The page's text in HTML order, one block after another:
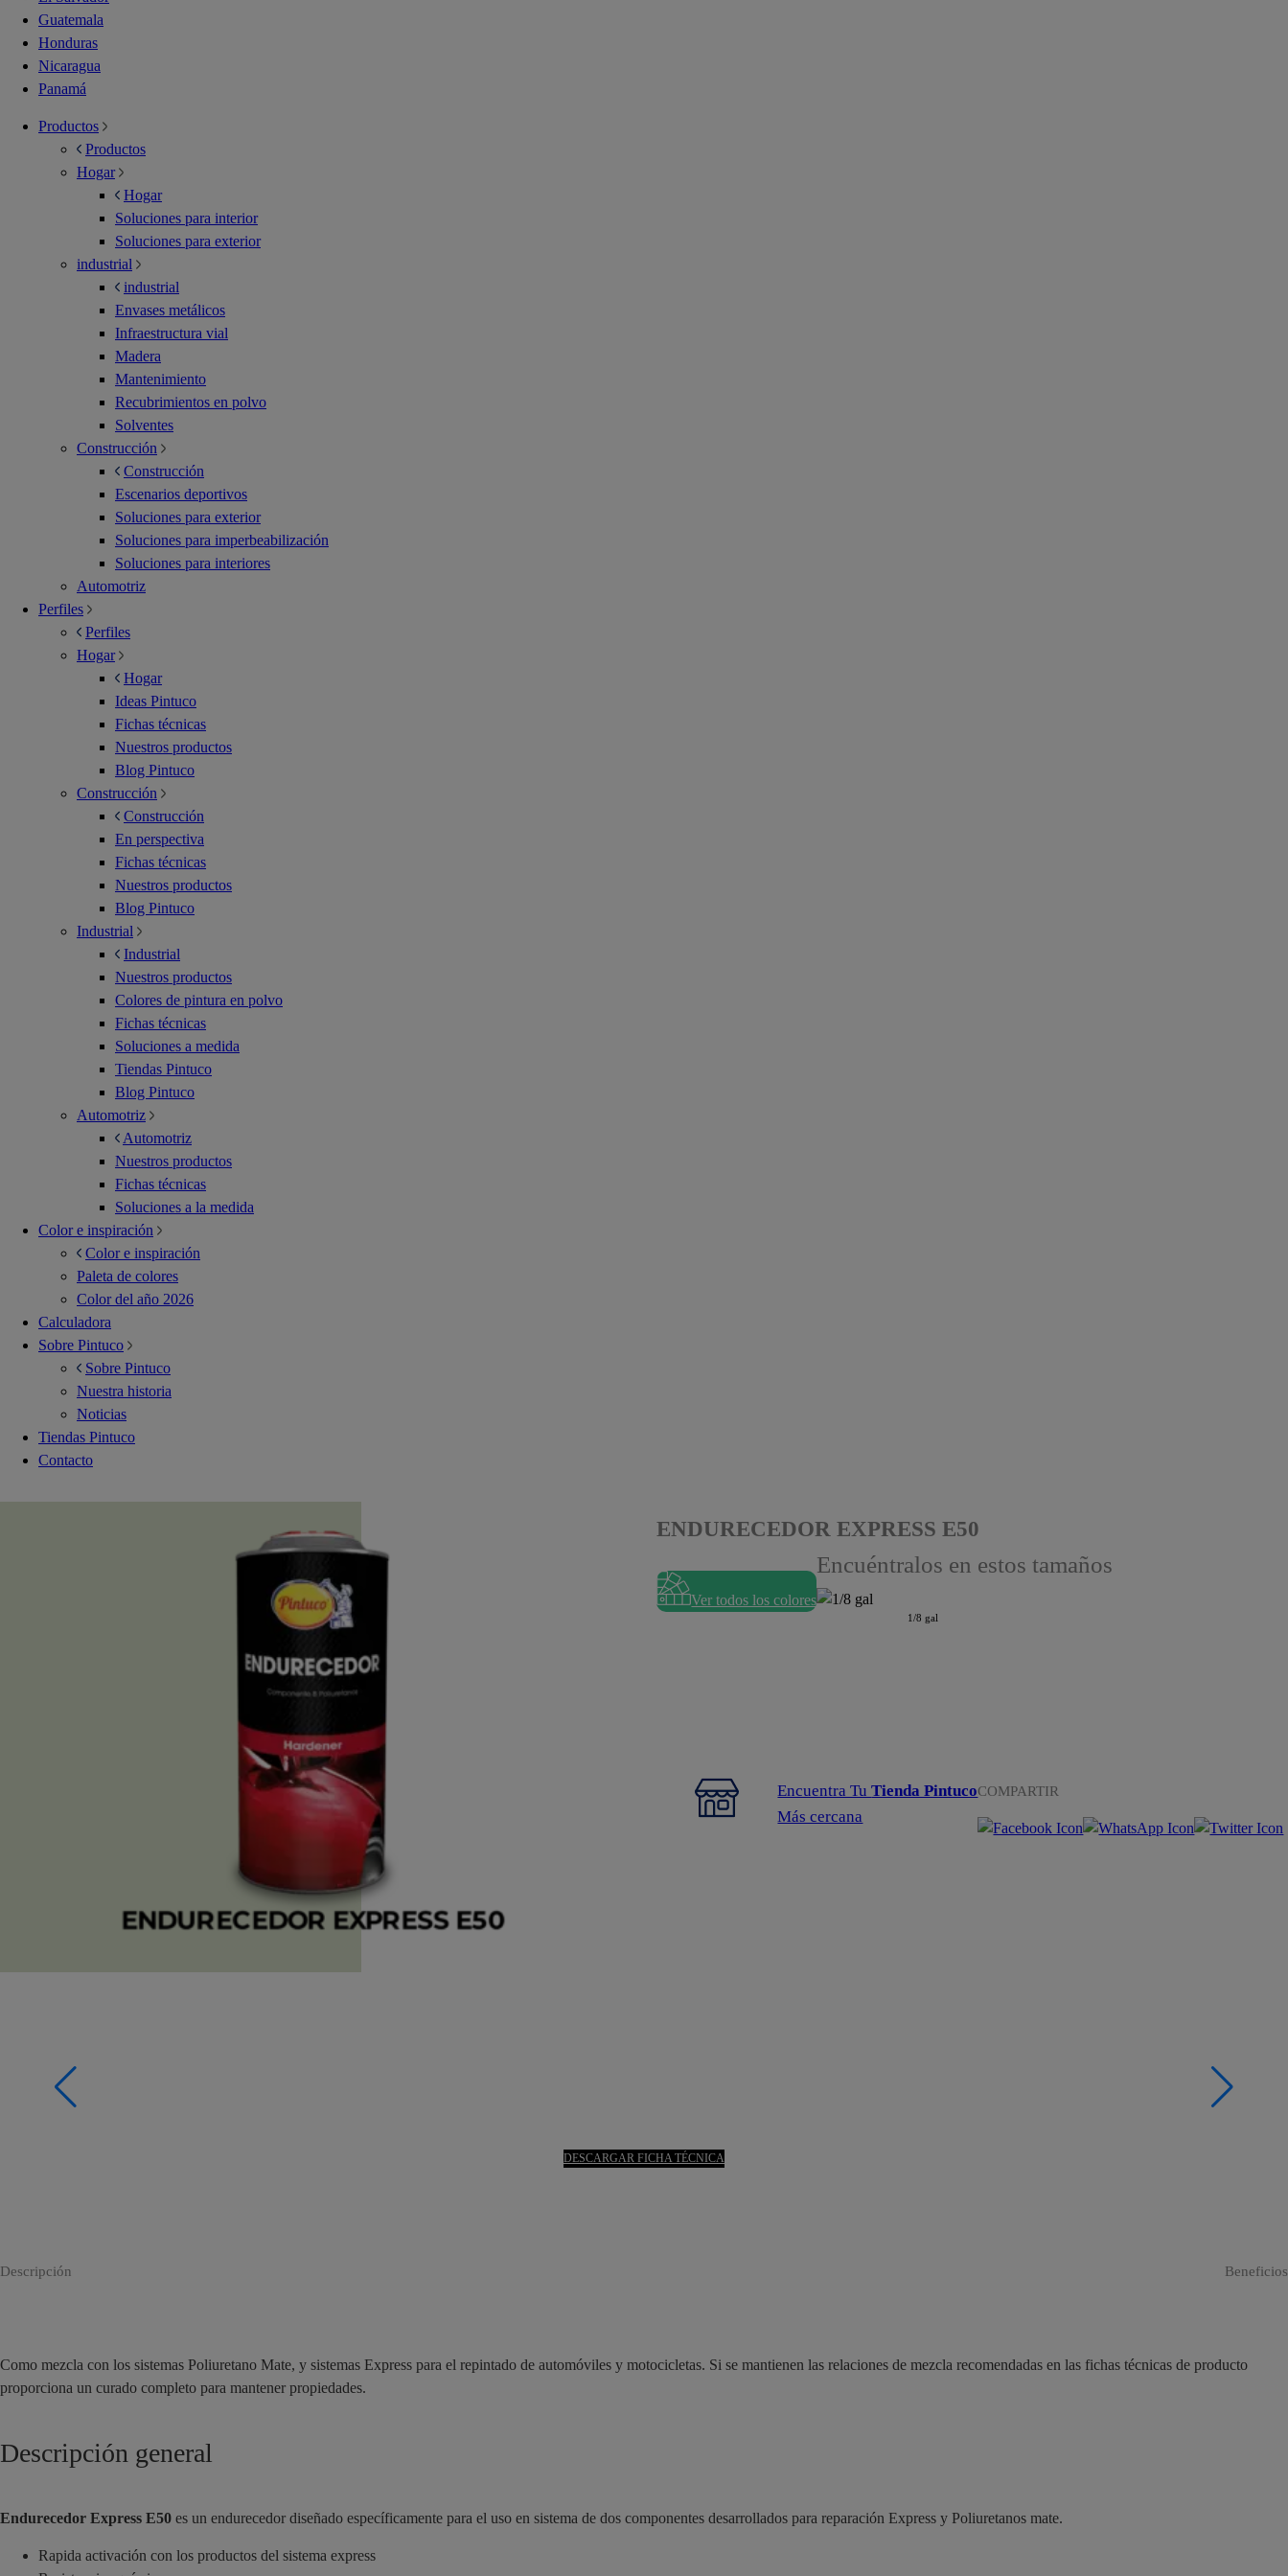
Guatemala
Honduras
Nicaragua
Panamá
Productos
Productos
Hogar
Hogar
Soluciones para interior
Soluciones para exterior
industrial
industrial
Envases metálicos
Infraestructura vial
Madera
Mantenimiento
Recubrimientos en polvo
Solventes
Construcción
Construcción
Escenarios deportivos
Soluciones para exterior
Soluciones para imperbeabilización
Soluciones para interiores
Automotriz
Perfiles
Perfiles
Hogar
Hogar
Ideas Pintuco
Fichas técnicas
Nuestros productos
Blog Pintuco
Construcción
Construcción
En perspectiva
Fichas técnicas
Nuestros productos
Blog Pintuco
Industrial
Industrial
Nuestros productos
Colores de pintura en polvo
Fichas técnicas
Soluciones a medida
Tiendas Pintuco
Blog Pintuco
Automotriz
Automotriz
Nuestros productos
Fichas técnicas
Soluciones a la medida
Color e inspiración
Color e inspiración
Paleta de colores
Color del año 2026
Calculadora
Sobre Pintuco
Sobre Pintuco
Nuestra historia
Noticias
Tiendas Pintuco
Contacto
ENDURECEDOR EXPRESS E50
Ver todos los colores
Encuéntralos en estos tamaños
1/8 gal
Encuentra TuTienda Pintuco
Más cercana
COMPARTIR
DESCARGAR FICHA TÉCNICA
Descripción Beneficios
Como mezcla con los sistemas Poliuretano Mate, y sistemas Express para el repintado de automóviles y motocicletas. Si se mantienen las relaciones de mezcla recomendadas en las fichas técnicas de producto
proporciona un curado completo para mantener propiedades.
Descripción general
Endurecedor Express E50 es un endurecedor diseñado específicamente para el uso en sistema de dos componentes desarrollados para reparación Express y Poliuretanos mate.
Rapida activación con los productos del sistema express